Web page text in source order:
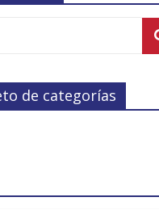
de categorías